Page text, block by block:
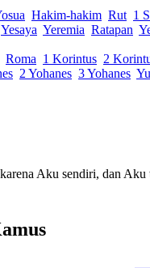
Hakim-hakim Rut 1
Yesaya Yeremia Ratapan
Roma 1 Korintus 2
2 Yohanes 3 Yohanes
Aku sendiri, dan Aku